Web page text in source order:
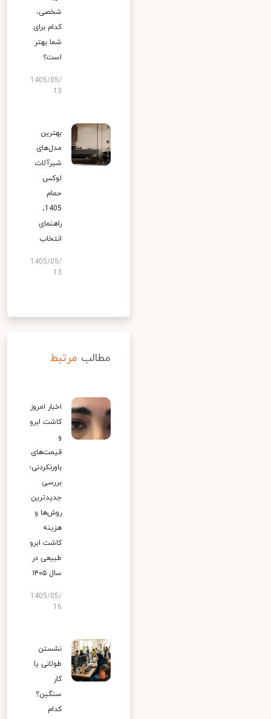
شخصی،
کدام برای
شما بهتر
است؟
1405/05/
13
بهترین
مدل‌های
شیرآلات
لوکس
حمام
1405،
راهنمای
انتخاب
1405/05/
13
مطالب مرتبط
اخبار امروز
کاشت ابرو
قیمت‌های
باورنکردنی؛
بررسی
جدیدترین
روش‌ها و
هزینه
کاشت ابرو
طبیعی در
سال ۱۴۰۵
1405/05/
16
نشستن
طولانی یا
کار
سنگین؟
کدام